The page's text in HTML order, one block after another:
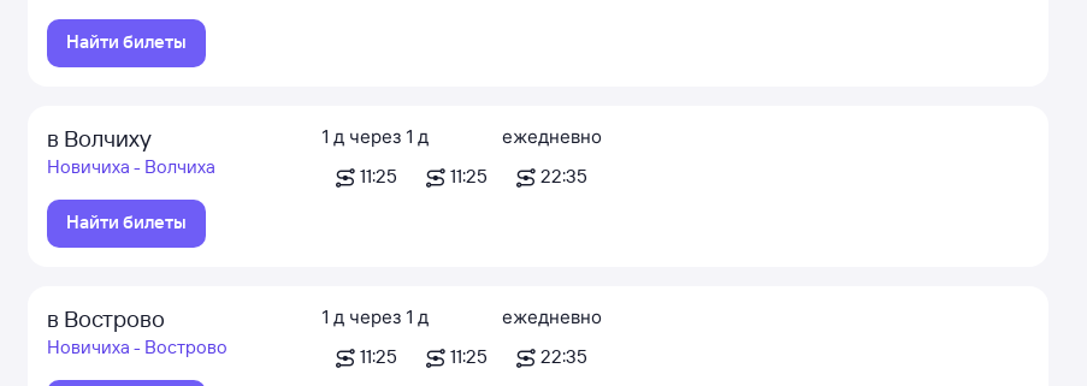
Найти билеты
в Волчиху
Новичиха - Волчиха
Найти билеты
1 д через 1 д
11:25
11:25
ежедневно
22:35
в Вострово
Новичиха - Вострово
1 д через 1 д
11:25
11:25
ежедневно
22:35